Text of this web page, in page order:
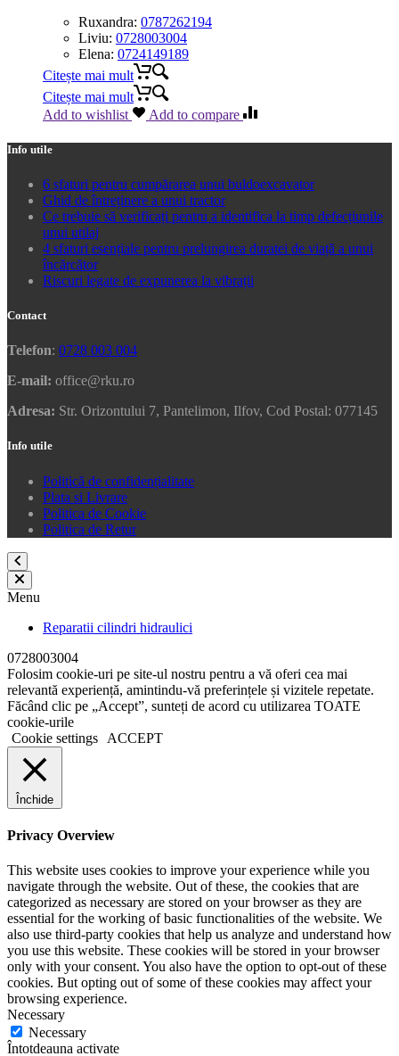
Ruxandra: 0787262194
Liviu: 0728003004
Elena: 0724149189
Citește mai mult
Citește mai mult
Add to wishlist
Add to compare
Info utile
6 sfaturi pentru cumpărarea unui buldoexcavator
Ghid de întreținere a unui tractor
Ce trebuie să verificați pentru a identifica la timp defecțiunile
unui utilaj
4 sfaturi esențiale pentru prelungirea duratei de viață a unui
încărcător
Riscuri legate de expunerea la vibrații
Contact
Telefon: 0728 003 004
E-mail: office@rku.ro
Adresa: Str. Orizontului 7, Pantelimon, Ilfov, Cod Postal: 077145
Info utile
Politică de confidențialitate
Plata si Livrare
Politica de Cookie
Politica de Retur
Menu
Reparatii cilindri hidraulici
0728003004
Folosim cookie-uri pe site-ul nostru pentru a vă oferi cea mai
relevantă experiență, amintindu-vă preferințele și vizitele repetate.
Făcând clic pe „Accept”, sunteți de acord cu utilizarea TOATE
cookie-urile
Cookie settings
ACCEPT
Închide
Privacy Overview
This website uses cookies to improve your experience while you
navigate through the website. Out of these, the cookies that are
categorized as necessary are stored on your browser as they are
essential for the working of basic functionalities of the website. We
also use third-party cookies that help us analyze and understand how
you use this website. These cookies will be stored in your browser
only with your consent. You also have the option to opt-out of these
cookies. But opting out of some of these cookies may affect your
browsing experience.
Necessary
Necessary
Întotdeauna activate